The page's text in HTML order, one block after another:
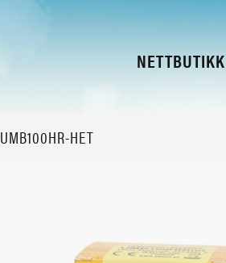
NETTBUTIKK
UMB100HR-HET